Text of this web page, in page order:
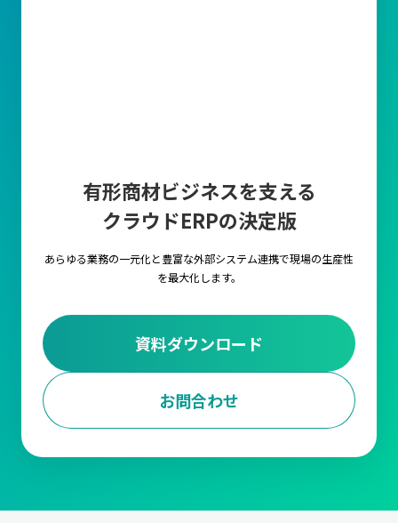
有形商材ビジネスを支える
クラウドERPの決定版
あらゆる業務の一元化と豊富な外部システム連携で現場の生産性
を最大化します。
資料ダウンロード
お問合わせ